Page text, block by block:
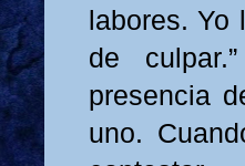
labores.
de
presencia
uno.